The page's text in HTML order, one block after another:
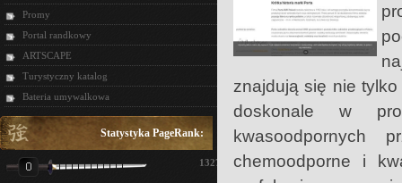
Promy
Portal randkowy
ARTSCAPE
Turystyczny katalog
Bateria umywalkowa
Statystyka PageRank:
1327
znajdują się nie
doskonale w
kwasoodpornych
chemoodporne i